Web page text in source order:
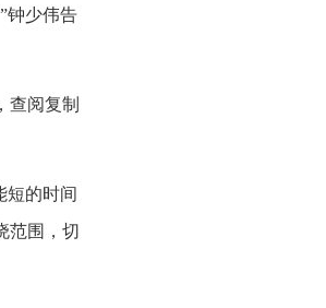
钟少伟告
查阅复制
短的时间
范围，切